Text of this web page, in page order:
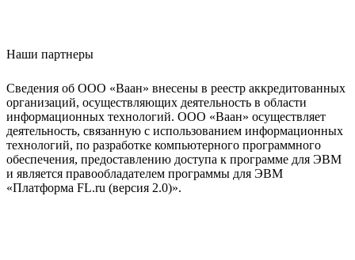
Наши партнеры
Сведения об ООО «Ваан» внесены в реестр аккредитованных
организаций, осуществляющих деятельность в области
информационных технологий. ООО «Ваан» осуществляет
деятельность, связанную с использованием информационных
технологий, по разработке компьютерного программного
обеспечения, предоставлению доступа к программе для ЭВМ
и является правообладателем программы для ЭВМ
«Платформа FL.ru (версия 2.0)».